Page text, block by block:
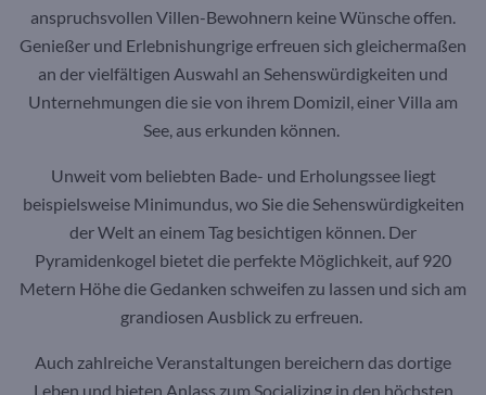
anspruchsvollen Villen-Bewohnern keine Wünsche offen.
Genießer und Erlebnishungrige erfreuen sich gleichermaßen
an der vielfältigen Auswahl an Sehenswürdigkeiten und
Unternehmungen die sie von ihrem Domizil, einer Villa am
See, aus erkunden können.
Unweit vom beliebten Bade- und Erholungssee liegt
beispielsweise Minimundus, wo Sie die Sehenswürdigkeiten
der Welt an einem Tag besichtigen können. Der
Pyramidenkogel bietet die perfekte Möglichkeit, auf 920
Metern Höhe die Gedanken schweifen zu lassen und sich am
grandiosen Ausblick zu erfreuen.
Auch zahlreiche Veranstaltungen bereichern das dortige
Leben und bieten Anlass zum Socializing in den höchsten